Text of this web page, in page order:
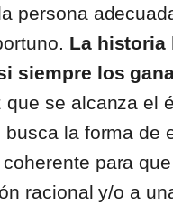
persona
La historia
siempre los
que se alcanza el
busca la forma de
para
racional y/o a